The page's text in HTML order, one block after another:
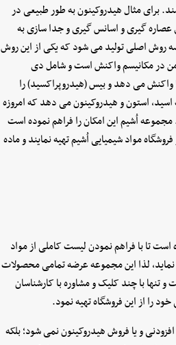
برای مثال هیدروکینون به طور طبیعی در
گیری و اسانس گیری و جدا سازی به
روش اصلی تولید می شود که یکی از این روش
در مکانیسم واکنش است و شامل دی
این ترکیب با هوا واکنش می دهد و بیس (هیدروپراکسید) را
استون و هیدروکینون می دهد که امروزه
اُشیم این امکان را فراهم نموده است
مواد شیمیایی اُشیم تهیه نمایند و ماده
است تا با فراهم نمودن لیست کاملی از مواد
لذا این مجموعه عرضه تمامی محصولات
با چند کلیک و مشاوره با کارشناسان
را از این فروشگاه تهیه نمود.
و یا فروش هیدروکینون نمی شود؛ بلکه